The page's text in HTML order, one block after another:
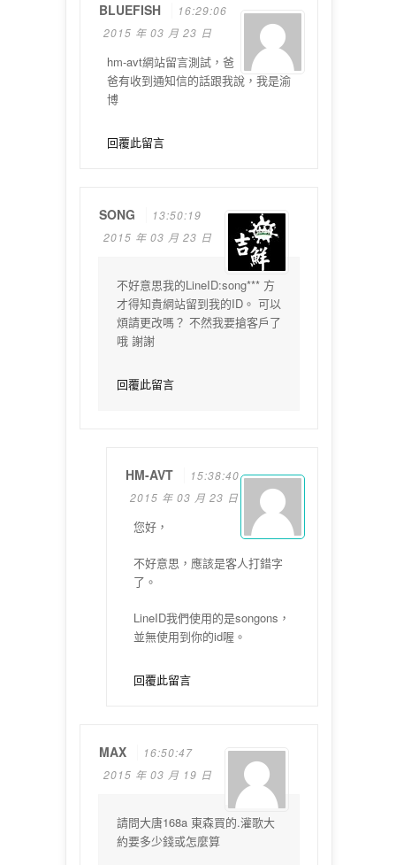
BLUEFISH
16:29:06
2015 年 03 月 23 日
hm-avt網站留言測試，爸
爸有收到通知信的話跟我說，我是渝
博
回覆此留言
SONG
13:50:19
2015 年 03 月 23 日
不好意思我的LineID:song*** 方
才得知貴網站留到我的ID。 可以
煩請更改嗎？ 不然我要搶客戶了
哦 謝謝
回覆此留言
HM-AVT
15:38:40
2015 年 03 月 23 日
您好，
不好意思， 應該是客人打錯字
了。
LineID我們使用的是songons，
並無使用到你的id喔。
回覆此留言
MAX
16:50:47
2015 年 03 月 19 日
請問大唐168a 東森買的.灌歌大
約要多少錢或怎麼算